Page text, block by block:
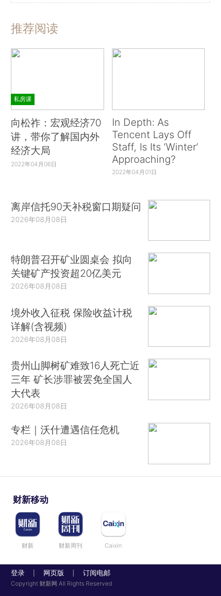
推荐阅读
私房课
向松祚：宏观经济70
讲，带你了解国内外
经济大局
2022年04月06日
In Depth: As
Tencent Lays Off
Staff, Is Its ‘Winter’
Approaching?
2022年04月01日
离岸信托90天补税窗口期疑问
2026年08月08日
特朗普召开矿业圆桌会 拟向
关键矿产投资超20亿美元
2026年08月08日
境外收入征税 保险收益计税
详解(含视频)
2026年08月08日
贵州山脚树矿难致16人死亡近
三年 矿长涉罪被罢免全国人
大代表
2026年08月08日
专栏｜沃什遭遇信任危机
2026年08月08日
财新移动
财新 财新周刊 Caixin
登录 网页版 订阅电邮
Copyright 财新网 All Rights Reserved